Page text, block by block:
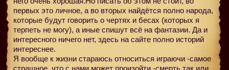
первых это личное, а во вторых найдётся полно народа,
которые будут говорить о чертях и бесах (которых я
терпеть не могу), а иные спишут всё на фантазии. Да и
интересного ничего нет, здесь на сайте полно историй
интереснее.
Я вообще к жизни стараюсь относиться играючи -самое
страшное, что с нами может произойти -смерть так или